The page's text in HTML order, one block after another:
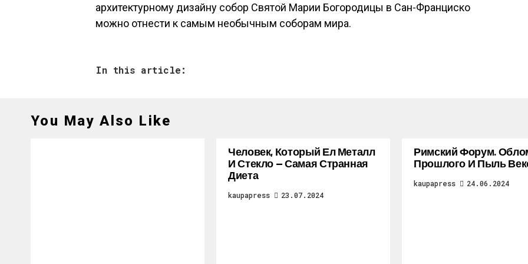
архитектурному дизайну собор Святой Марии Богородицы в Сан-Франциско
можно отнести к самым необычным соборам мира.
In this article:
You May Also Like
Человек, Который Ел Металл
И Стекло — Самая Странная
Диета
kaupapress 23.07.2024
Римский Форум.
Прошлого И Пыль
kaupapress 24.06.2024